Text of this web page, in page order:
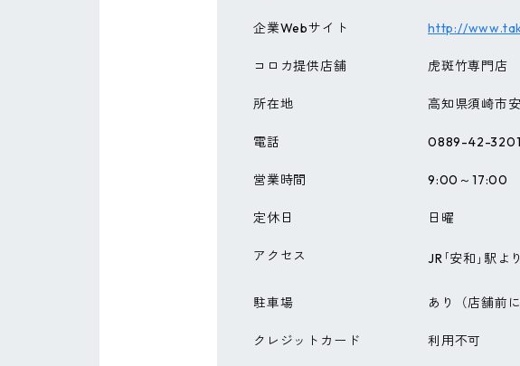
企業Webサイト http://
コロカ提供店舗 虎斑竹専門店
所在地 高知県須崎市
電話 0889-42-3201
営業時間 9:00～17:00
定休日 日曜
アクセス JR｢安和｣駅よ
駐車場 あり（店舗前に
クレジットカード 利用不可